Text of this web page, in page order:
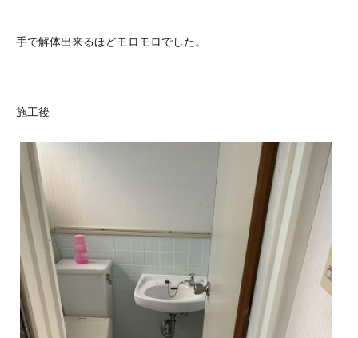
手で解体出来るほどモロモロでした。
施工後